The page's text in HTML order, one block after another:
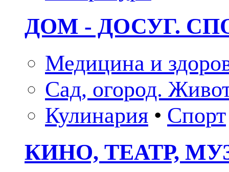
ДОМ - ДОСУГ.
Медицина и
Сад, огород.
Кулинария • Спорт
КИНО, ТЕАТР,